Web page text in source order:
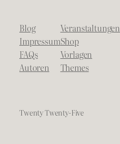
Blog
Impressum
FAQs
Autoren
Veranstaltungen
Shop
Vorlagen
Themes
Twenty Twenty-Five